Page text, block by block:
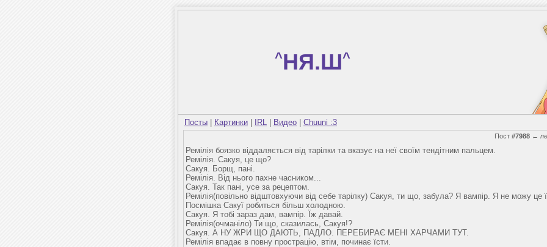
^НЯ.Ш^
Посты Картинки IRL Видео Chuuni :3
Пост #7988 ←
Ремілія боязко віддаляється від тарілки та вказує на неї своїм тендітним пальцем.
Ремілія. Сакуя, це що?
Сакуя. Борщ, пані.
Ремілія. Від нього пахне часником...
Сакуя. Так пані, усе за рецептом.
Ремілія(повільно відштовхуючи від себе тарілку) Сакуя, ти що, забула? Я вампір. Я не можу це
Посмішка Сакуї робиться більш холодною.
Сакуя. Я тобі зараз дам, вампір. Їж давай.
Ремілія(очманіло) Ти що, сказилась, Сакуя!?
Сакуя. А НУ ЖРИ ЩО ДАЮТЬ, ПАДЛО. ПЕРЕБИРАЄ МЕНІ ХАРЧАМИ ТУТ.
Ремілія впадає в повну прострацію, втім, починає їсти.